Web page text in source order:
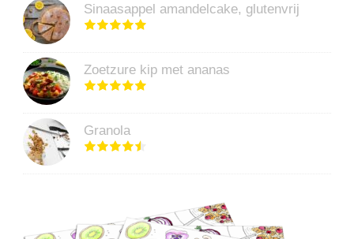
Sinaasappel amandelcake, glutenvrij
Zoetzure kip met ananas
Granola